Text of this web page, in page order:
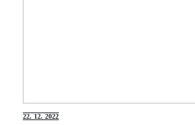
22. 12. 2022